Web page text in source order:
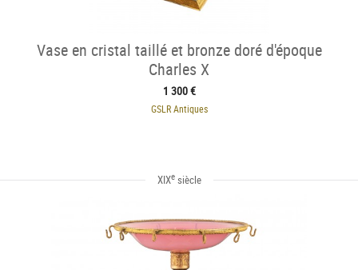
Vase en cristal taillé et bronze doré d'époque
Charles X
1 300 €
GSLR Antiques
XIXesiècle